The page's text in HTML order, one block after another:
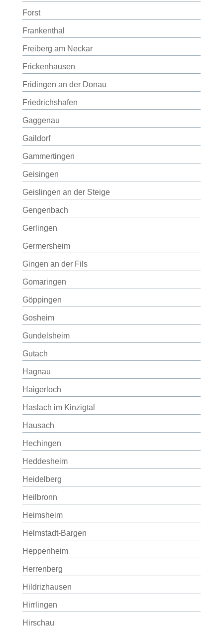
Forst
Frankenthal
Freiberg am Neckar
Frickenhausen
Fridingen an der Donau
Friedrichshafen
Gaggenau
Gaildorf
Gammertingen
Geisingen
Geislingen an der Steige
Gengenbach
Gerlingen
Germersheim
Gingen an der Fils
Gomaringen
Göppingen
Gosheim
Gundelsheim
Gutach
Hagnau
Haigerloch
Haslach im Kinzigtal
Hausach
Hechingen
Heddesheim
Heidelberg
Heilbronn
Heimsheim
Helmstadt-Bargen
Heppenheim
Herrenberg
Hildrizhausen
Hirrlingen
Hirschau